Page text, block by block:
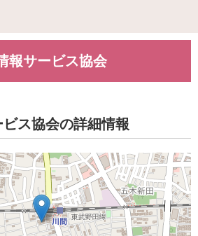
報サービス協会
ス協会の詳細情報